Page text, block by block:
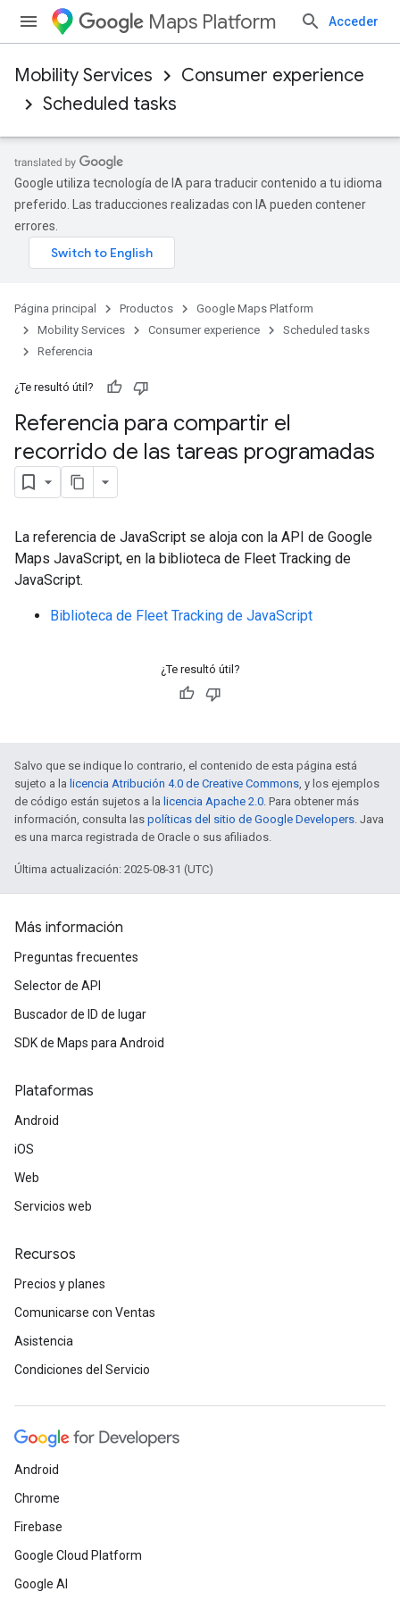
Maps Platform Acceder
Mobility Services
Consumer experience
Scheduled tasks
Google utiliza tecnología de IA para traducir contenido a tu idioma
preferido. Las traducciones realizadas con IA pueden contener
errores.
Página principal Productos
Google Maps Platform
Mobility Services
Consumer experience
Scheduled tasks
Referencia
¿Te resultó útil?
Referencia para compartir el
recorrido de las tareas programadas
La referencia de JavaScript se aloja con la API de Google
Maps JavaScript, en la biblioteca de Fleet Tracking de
JavaScript.
Biblioteca de Fleet Tracking de JavaScript
¿Te resultó útil?
Salvo que se indique lo contrario, el contenido de esta página está
sujeto a la licencia Atribución 4.0 de Creative Commons, y los ejemplos
de código están sujetos a la licencia Apache 2.0. Para obtener más
información, consulta las políticas del sitio de Google Developers. Java
es una marca registrada de Oracle o sus afiliados.
Última actualización: 2025-08-31 (UTC)
Más información
Preguntas frecuentes
Selector de API
Buscador de ID de lugar
SDK de Maps para Android
Plataformas
Android
iOS
Web
Servicios web
Recursos
Precios y planes
Comunicarse con Ventas
Asistencia
Condiciones del Servicio
Android
Chrome
Firebase
Google Cloud Platform
Google AI